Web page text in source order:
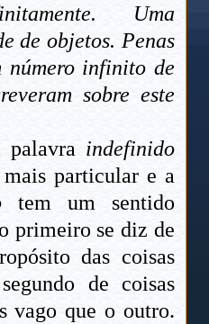
Uma
de objetos. Penas
número infinito de
sobre este
palavra indefinido
particular e a
tem um sentido
primeiro se diz de
das coisas
de coisas
vago que o outro.